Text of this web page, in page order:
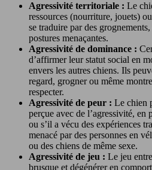
Agressivité territoriale : Le
ressources (nourriture, jouets)
se traduire par des
postures menaçantes.
Agressivité de dominance :
d’affirmer leur statut social en
envers les autres chiens. Ils
regard, grogner ou même
respecter.
Agressivité de peur : Le chien
perçue avec de l’agressivité, en
ou s’il a vécu des expériences
menacé par des personnes en
ou des chiens de même sexe.
Agressivité de jeu : Le jeu
brusque et dégénérer en